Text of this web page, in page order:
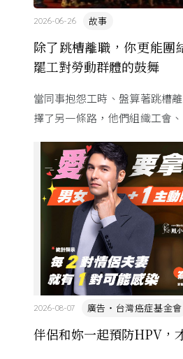
除了跳槽離職，你更能團
罷工對勞動群體的鼓舞
故事
2026-06-26
當同事抱怨工時、盤算著跳槽
擇了另一條路，他們組織工會
航空業，更讓臺灣勞工重 ...
伴侶和妳一起預防HPV，
廣告・台灣癌症基金會
2026-08-07